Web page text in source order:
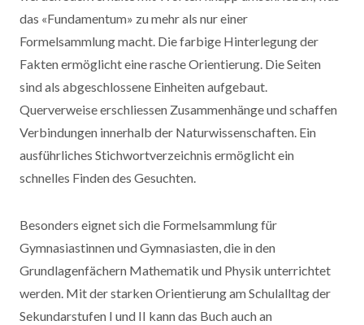
das «Fundamentum» zu mehr als nur einer
Formelsammlung macht. Die farbige Hinterlegung der
Fakten ermöglicht eine rasche Orientierung. Die Seiten
sind als abgeschlossene Einheiten aufgebaut.
Querverweise erschliessen Zusammenhänge und schaffen
Verbindungen innerhalb der Naturwissenschaften. Ein
ausführliches Stichwortverzeichnis ermöglicht ein
schnelles Finden des Gesuchten.
Besonders eignet sich die Formelsammlung für
Gymnasiastinnen und Gymnasiasten, die in den
Grundlagenfächern Mathematik und Physik unterrichtet
werden. Mit der starken Orientierung am Schulalltag der
Sekundarstufen I und II kann das Buch auch an